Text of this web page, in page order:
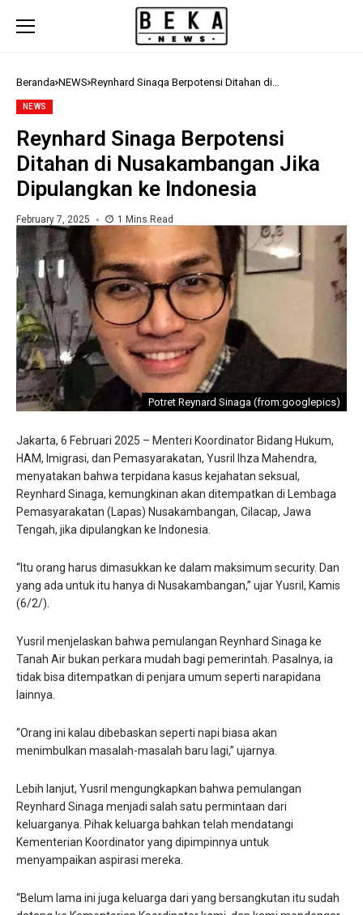
Beranda NEWS Reynhard Sinaga Berpotensi Ditahan di
NEWS
Reynhard Sinaga Berpotensi
Ditahan di Nusakambangan Jika
Dipulangkan ke Indonesia
February 7, 2025 1 Mins Read
Potret Reynard Sinaga (from:googlepics)
Jakarta, 6 Februari 2025 – Menteri Koordinator Bidang Hukum,
HAM, Imigrasi, dan Pemasyarakatan, Yusril Ihza Mahendra,
menyatakan bahwa terpidana kasus kejahatan seksual,
Reynhard Sinaga, kemungkinan akan ditempatkan di Lembaga
Pemasyarakatan (Lapas) Nusakambangan, Cilacap, Jawa
Tengah, jika dipulangkan ke Indonesia.
“Itu orang harus dimasukkan ke dalam maksimum security. Dan
yang ada untuk itu hanya di Nusakambangan,” ujar Yusril, Kamis
(6/2/).
Yusril menjelaskan bahwa pemulangan Reynhard Sinaga ke
Tanah Air bukan perkara mudah bagi pemerintah. Pasalnya, ia
tidak bisa ditempatkan di penjara umum seperti narapidana
lainnya.
“Orang ini kalau dibebaskan seperti napi biasa akan
menimbulkan masalah-masalah baru lagi,” ujarnya.
Lebih lanjut, Yusril mengungkapkan bahwa pemulangan
Reynhard Sinaga menjadi salah satu permintaan dari
keluarganya. Pihak keluarga bahkan telah mendatangi
Kementerian Koordinator yang dipimpinnya untuk
menyampaikan aspirasi mereka.
“Belum lama ini juga keluarga dari yang bersangkutan itu sudah